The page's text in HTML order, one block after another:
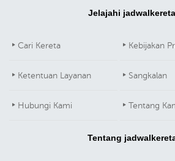
Jelajahi
Cari Kereta Kebijakan
Ketentuan Layanan Sangkalan
Hubungi Kami Tentang
Tentang